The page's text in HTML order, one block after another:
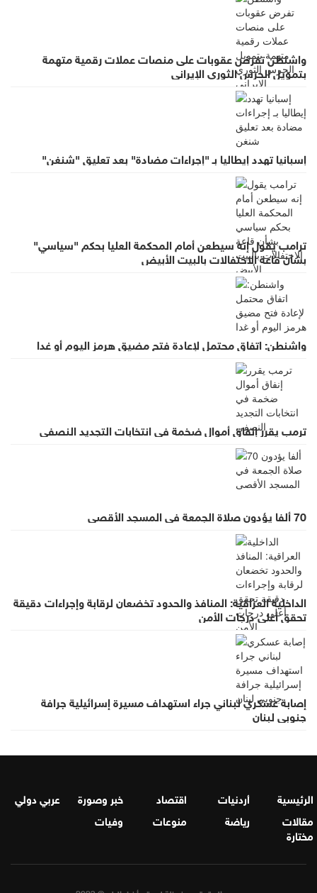
واشنطن تفرض عقوبات على منصات عملات رقمية متهمة
بتمويل الحرس الثوري الإيراني
إسبانيا تهدد إيطاليا بـ "إجراءات مضادة" بعد تعليق "شنغن"
ترامب يقول إنه سيطعن أمام المحكمة العليا بحكم "سياسي"
بشأن قاعة الاحتفالات بالبيت الأبيض
واشنطن: اتفاق محتمل لإعادة فتح مضيق هرمز اليوم أو غدا
ترمب يقرر إنفاق أموال ضخمة في انتخابات التجديد النصفي
70 ألفا يؤدون صلاة الجمعة في المسجد الأقصى
الداخلية العراقية: المنافذ والحدود تخضعان لرقابة وإجراءات دقيقة
تحقق أعلى درجات الأمن
إصابة عسكري لبناني جراء استهداف مسيرة إسرائيلية جرافة
جنوبي لبنان
الرئيسية أردنيات اقتصاد خبر وصورة
عربي دولي
مقالات
مختارة
رياضة منوعات وفيات